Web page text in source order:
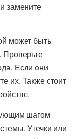
замените
может быть
Проверьте
Если они
их. Также стоит
шагом
Утечки или